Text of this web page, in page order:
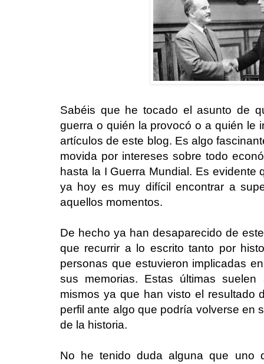
Sabéis que he tocado el asunto de
guerra o quién la provocó o a quién le
artículos de este blog. Es algo
movida por intereses sobre todo
hasta la I Guerra Mundial. Es
ya hoy es muy difícil encontrar a
aquellos momentos.
De hecho ya han desaparecido de
que recurrir a lo escrito tanto por
personas que estuvieron implicadas
sus memorias. Estas últimas
mismos ya que han visto el resultado
perfil ante algo que podría volverse en
de la historia.
No he tenido duda alguna que uno